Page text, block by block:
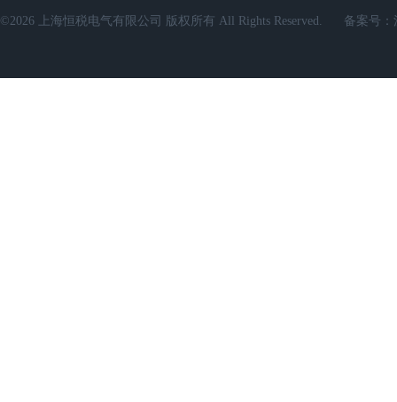
©2026 上海恒税电气有限公司 版权所有 All Rights Reserved. 备案号：